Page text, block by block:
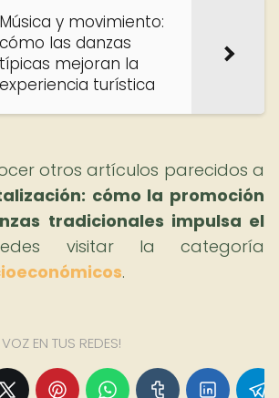
Música y movimiento:
cómo las danzas
típicas mejoran la
experiencia turística
otros artículos parecidos a
cómo la promoción
tradicionales impulsa el
visitar la categoría
.
EN TUS REDES!